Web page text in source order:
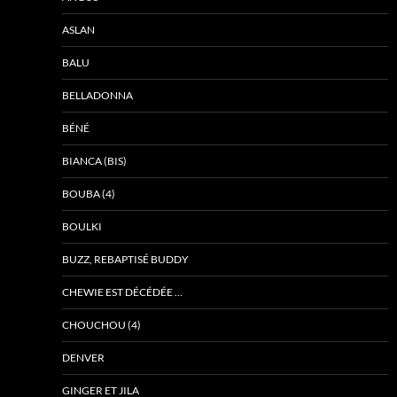
ASLAN
BALU
BELLADONNA
BÉNÉ
BIANCA (BIS)
BOUBA (4)
BOULKI
BUZZ, REBAPTISÉ BUDDY
CHEWIE EST DÉCÉDÉE …
CHOUCHOU (4)
DENVER
GINGER ET JILA